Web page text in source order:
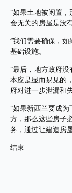
“如果土地被闲置
会无关的房屋是没
“我们需要确保，
基础设施。
“最后，地方政府
本应是显而易见的
府对进一步泄漏和
“如果新西兰要成
方，那么这些房子
务，通过让建造房
结束